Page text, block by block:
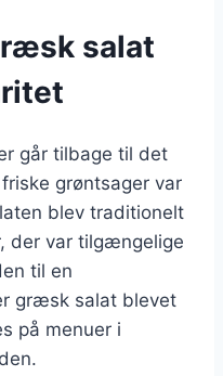
salat
går tilbage til det
grøntsager var
blev traditionelt
der var tilgængelige
til en
græsk salat blevet
på menuer i